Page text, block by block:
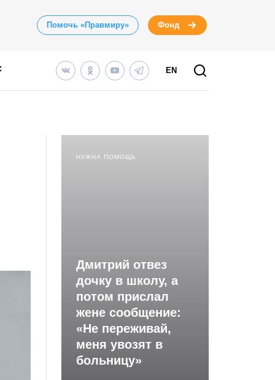
Помочь «Правмиру» Фонд
EN
НУЖНА ПОМОЩЬ
Дмитрий отвез
дочку в школу, а
потом прислал
жене сообщение:
«Не переживай,
меня увозят в
больницу»